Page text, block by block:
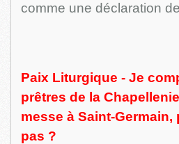
comme une déclaration
Paix Liturgique - Je
prêtres de la
messe à Saint-
pas ?